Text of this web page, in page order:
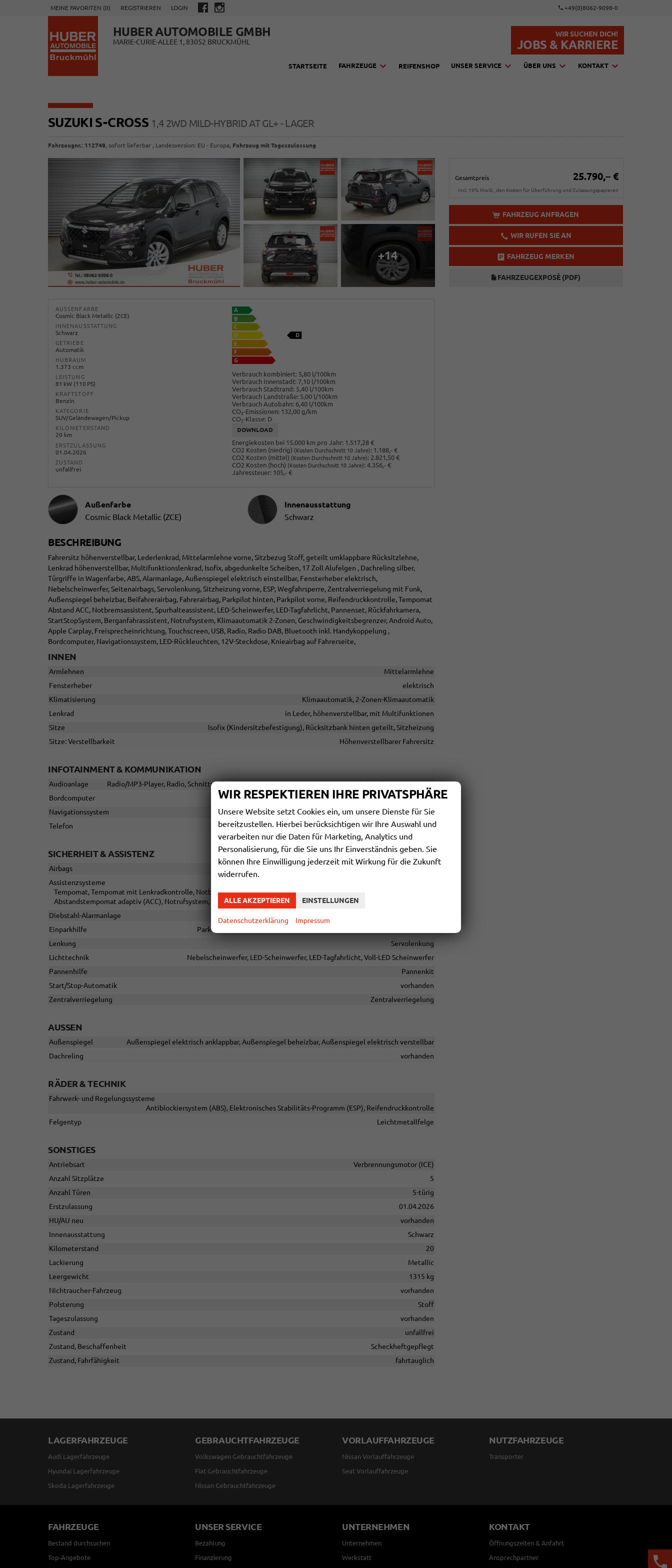
MEINE FAVORITEN (0) REGISTRIEREN LOGIN +49(0)8062-9098-0
HUBER AUTOMOBILE GMBH
MARIE-CURIE-ALLEE 1, 83052 BRUCKMÜHL
WIR SUCHEN DICH!
JOBS & KARRIERE
STARTSEITE FAHRZEUGE REIFENSHOP UNSER SERVICE ÜBER UNS KONTAKT
SUZUKI S-CROSS 1,4 2WD MILD-HYBRID AT GL+ - LAGER
Fahrzeugnr.: 112748, sofort lieferbar , Landesversion: EU - Europa, Fahrzeug mit Tageszulassung
Gesamtpreis 25.790,– €
incl. 19% MwSt., den Kosten für Überführung und Zulassungspapieren
FAHRZEUG ANFRAGEN
WIR RUFEN SIE AN
FAHRZEUG MERKEN
FAHRZEUGEXPOSÉ (PDF)
+14
AUSSENFARBE
Cosmic Black Metallic (ZCE)
INNENAUSSTATTUNG
Schwarz
GETRIEBE
Automatik
HUBRAUM
1.373 ccm
LEISTUNG
81 kW (110 PS)
KRAFTSTOFF
Benzin
KATEGORIE
SUV/Geländewagen/Pickup
KILOMETERSTAND
20 km
ERSTZULASSUNG
01.04.2026
ZUSTAND
unfallfrei
Verbrauch kombiniert: 5,80 l/100km
Verbrauch Innenstadt: 7,10 l/100km
Verbrauch Stadtrand: 5,40 l/100km
Verbrauch Landstraße: 5,00 l/100km
Verbrauch Autobahn: 6,40 l/100km
CO2-Emissionen: 132,00 g/km
CO2-Klasse: D
DOWNLOAD
Energiekosten bei 15.000 km pro Jahr: 1.517,28 €
CO2 Kosten (niedrig) (Kosten Durchschnitt 10 Jahre): 1.188,- €
CO2 Kosten (mittel) (Kosten Durchschnitt 10 Jahre): 2.821,50 €
CO2 Kosten (hoch) (Kosten Durchschnitt 10 Jahre): 4.356,- €
Jahressteuer: 105,- €
Außenfarbe
Cosmic Black Metallic (ZCE)
Innenausstattung
Innenausstattung
Schwarz
BESCHREIBUNG
Fahrersitz höhenverstellbar, Lederlenkrad, Mittelarmlehne vorne, Sitzbezug Stoff, geteilt umklappbare Rücksitzlehne,
Lenkrad höhenverstellbar, Multifunktionslenkrad, Isofix, abgedunkelte Scheiben, 17 Zoll Alufelgen , Dachreling silber,
Türgriffe in Wagenfarbe, ABS, Alarmanlage, Außenspiegel elektrisch einstellbar, Fensterheber elektrisch,
Nebelscheinwerfer, Seitenairbags, Servolenkung, Sitzheizung vorne, ESP, Wegfahrsperre, Zentralverriegelung mit Funk,
Außenspiegel beheizbar, Beifahrerairbag, Fahrerairbag, Parkpilot hinten, Parkpilot vorne, Reifendruckkontrolle, Tempomat
Abstand ACC, Notbremsassistent, Spurhalteassistent, LED-Scheinwerfer, LED-Tagfahrlicht, Pannenset, Rückfahrkamera,
StartStopSystem, Berganfahrassistent, Notrufsystem, Klimaautomatik 2-Zonen, Geschwindigkeitsbegrenzer, Android Auto,
Apple Carplay, Freisprecheinrichtung, Touchscreen, USB, Radio, Radio DAB, Bluetooth inkl. Handykoppelung ,
Bordcomputer, Navigationssystem, LED-Rückleuchten, 12V-Steckdose, Knieairbag auf Fahrerseite,
INNEN
Armlehnen
Mittelarmlehne
Fensterheber
elektrisch
Klimatisierung
Klimaautomatik, 2-Zonen-Klimaautomatik
Lenkrad
in Leder, höhenverstellbar, mit Multifunktionen
Sitze
Isofix (Kindersitzbefestigung), Rücksitzbank hinten geteilt, Sitzheizung
Sitze: Verstellbarkeit
Höhenverstellbarer Fahrersitz
INFOTAINMENT & KOMMUNIKATION
Audioanlage
Radio/MP3-Player, Radio, Schnittstelle USB, Digitalradio DAB, Android Auto, Apple CarPlay, Touchscreen
Bordcomputer
vorhanden
Navigationssystem
Navigation, Navigation per Audio
Telefon
Freisprecheinrichtung, Bluetooth
SICHERHEIT & ASSISTENZ
Airbags
Seitenairbags Vorne
Assistenzsysteme
Tempomat, Tempomat mit Lenkradkontrolle, Notbremsassistent (City-Safety), Berganfahrassistent, Spurhalteassistent,
Abstandstempomat adaptiv (ACC), Notrufsystem, Geschwindigkeitsbegrenzer
Diebstahl-Alarmanlage
Einparkhilfe
Park Distance Control vorne, Park Distance Control hinten, Rückfahrkamera
Lenkung
Servolenkung
Lichttechnik
Nebelscheinwerfer, LED-Scheinwerfer, LED-Tagfahrlicht, Voll-LED Scheinwerfer
Pannenhilfe
Pannenkit
Start/Stop-Automatik
vorhanden
Zentralverriegelung
Zentralverriegelung
AUSSEN
Außenspiegel
Außenspiegel elektrisch anklappbar, Außenspiegel beheizbar, Außenspiegel elektrisch verstellbar
Dachreling
vorhanden
RÄDER & TECHNIK
Fahrwerk- und Regelungssysteme
Antiblockiersystem (ABS), Elektronisches Stabilitäts-Programm (ESP), Reifendruckkontrolle
Felgentyp
Leichtmetallfelge
SONSTIGES
Antriebsart
Verbrennungsmotor (ICE)
Anzahl Sitzplätze
5
Anzahl Türen
5-türig
Erstzulassung
01.04.2026
HU/AU neu
vorhanden
Innenausstattung
Schwarz
Kilometerstand
20
Lackierung
Metallic
Leergewicht
1315 kg
Nichtraucher-Fahrzeug
vorhanden
Polsterung
Stoff
Tageszulassung
vorhanden
Zustand
unfallfrei
Zustand, Beschaffenheit
Scheckheftgepflegt
Zustand, Fahrfähigkeit
fahrtauglich
LAGERFAHRZEUGE
Audi Lagerfahrzeuge
Hyundai Lagerfahrzeuge
Skoda Lagerfahrzeuge
GEBRAUCHTFAHRZEUGE
Volkswagen Gebrauchtfahrzeuge
Fiat Gebrauchtfahrzeuge
Nissan Gebrauchtfahrzeuge
VORLAUFFAHRZEUGE
Nissan Vorlauffahrzeuge
Seat Vorlauffahrzeuge
NUTZFAHRZEUGE
Transporter
FAHRZEUGE
Bestand durchsuchen
Top-Angebote
UNSER SERVICE
Bezahlung
Finanzierung
UNTERNEHMEN
Unternehmen
Werkstatt
KONTAKT
Öffnungszeiten & Anfahrt
Ansprechpartner
WIR RESPEKTIEREN IHRE PRIVATSPHÄRE
Unsere Website setzt Cookies ein, um unsere Dienste für Sie
bereitzustellen. Hierbei berücksichtigen wir Ihre Auswahl und
verarbeiten nur die Daten für Marketing, Analytics und
Personalisierung, für die Sie uns Ihr Einverständnis geben. Sie
können Ihre Einwilligung jederzeit mit Wirkung für die Zukunft
widerrufen.
ALLE AKZEPTIEREN EINSTELLUNGEN
Datenschutzerklärung Impressum